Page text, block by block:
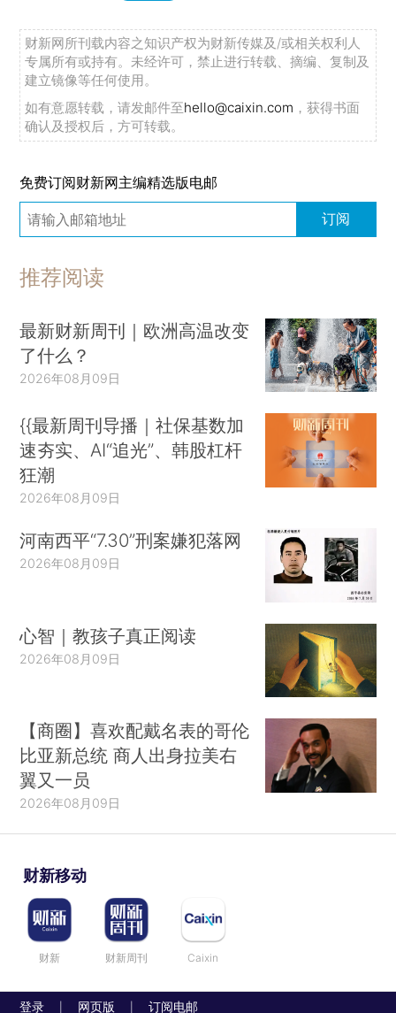
财新网所刊载内容之知识产权为财新传媒及/或相关权利人
专属所有或持有。未经许可，禁止进行转载、摘编、复制及
建立镜像等任何使用。
如有意愿转载，请发邮件至hello@caixin.com ，获得书面
确认及授权后，方可转载。
免费订阅财新网主编精选版电邮
订阅
推荐阅读
最新财新周刊｜欧洲高温改变
了什么？
2026年08月09日
{{最新周刊导播｜社保基数加
速夯实、AI“追光”、韩股杠杆
狂潮
2026年08月09日
河南西平“7.30”刑案嫌犯落网
2026年08月09日
心智｜教孩子真正阅读
2026年08月09日
【商圈】喜欢配戴名表的哥伦
比亚新总统 商人出身拉美右
翼又一员
2026年08月09日
财新移动
财新 财新周刊 Caixin
登录 网页版 订阅电邮